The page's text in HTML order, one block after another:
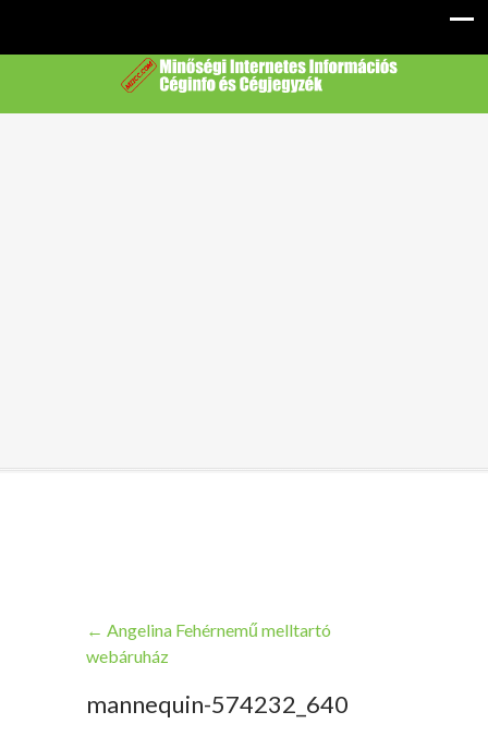
← Angelina Fehérnemű melltartó
webáruház
mannequin-574232_640